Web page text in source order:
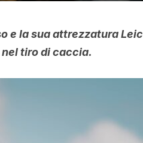
e la sua attrezzatura
tiro di caccia.